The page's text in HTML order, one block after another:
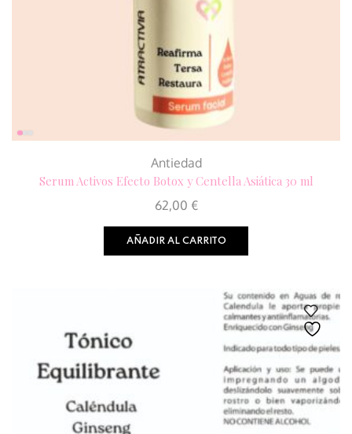
Antiedad
Serum Activos Efecto Botox y Centella Asiática 30 ml
62,00 €
AÑADIR AL CARRITO